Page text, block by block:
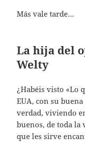
Más vale tarde…
La hija del
Welty
¿Habéis visto «Lo
EUA, con su
verdad, viviendo
buenos, de toda la
que les sirve